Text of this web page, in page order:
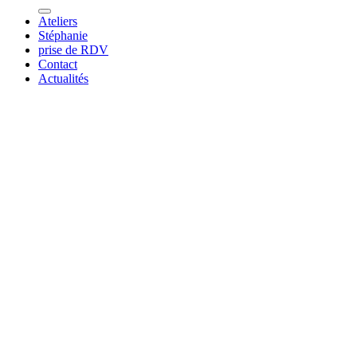
Ateliers
Stéphanie
prise de RDV
Contact
Actualités